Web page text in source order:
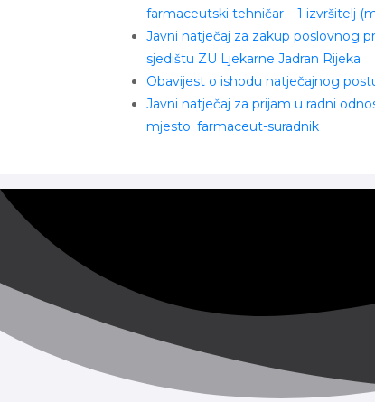
farmaceutski tehničar – 1 izvršitelj
Javni natječaj za zakup poslovnog
sjedištu ZU Ljekarne Jadran Rijeka
Obavijest o ishodu natječajnog
Javni natječaj za prijam u radni
mjesto: farmaceut-suradnik